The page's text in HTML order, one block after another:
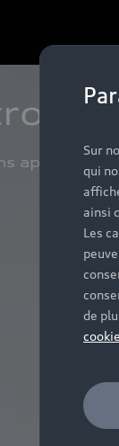
Sur
qui
ainsi
Les
de